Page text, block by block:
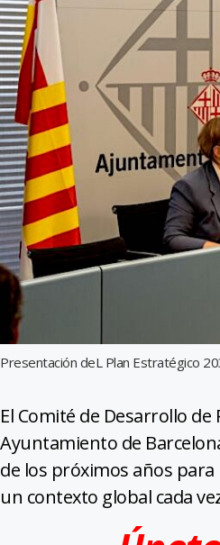
Presentación deL Plan Estratégico
El Comité de Desarrollo de
Ayuntamiento de
de los próximos años
un contexto global cada